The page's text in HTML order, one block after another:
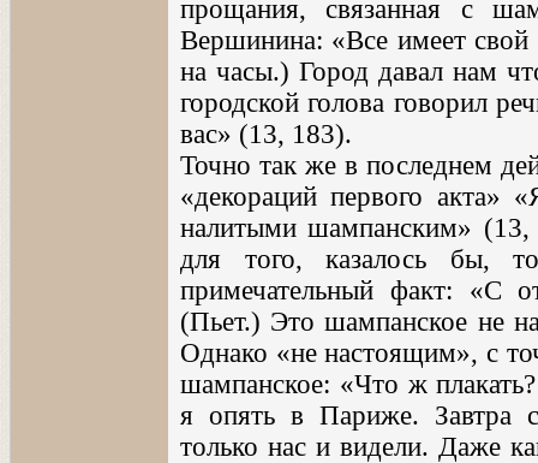
прощания, связанная с
Вершинина: «Все имеет
на часы.) Город давал нам
городской голова говорил
вас» (13, 183).
Точно так же в последнем
«декораций первого акта»
налитыми шампанским»
для того, казалось бы,
примечательный факт: «С
(Пьет.) Это шампанское не
Однако «не настоящим», с
шампанское: «Что ж
я опять в Париже. Завтра
только нас и видели. Даже